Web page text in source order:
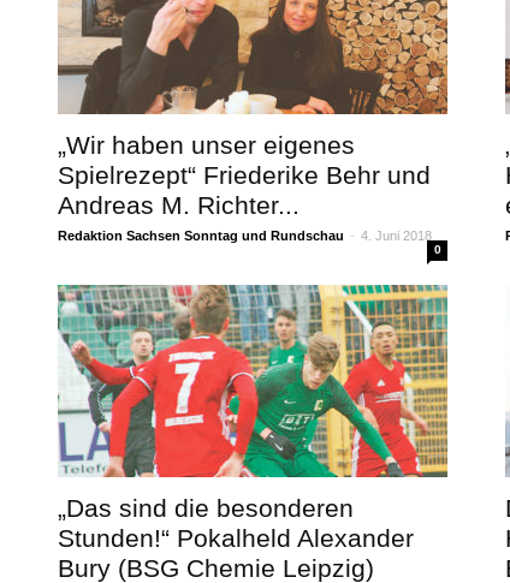
„Wir haben unser eigenes
Spielrezept“ Friederike Behr und
Andreas M. Richter...
Redaktion Sachsen Sonntag und Rundschau - 4. Juni 2018
0
„Das sind die besonderen
Stunden!“ Pokalheld Alexander
Bury (BSG Chemie Leipzig)